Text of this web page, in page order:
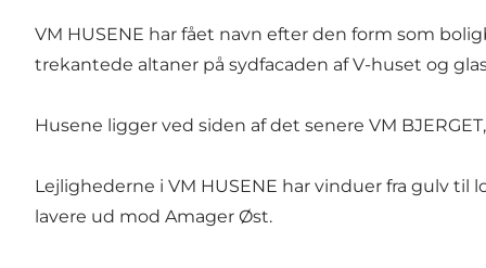
VM HUSENE har fået navn efter den form som
trekantede altaner på sydfacaden af V-huset og
Husene ligger ved siden af det senere VM BJERGET
Lejlighederne i VM HUSENE har vinduer fra gulv
lavere ud mod Amager Øst.